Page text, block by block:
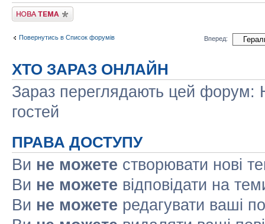
Створити нову тему
Повернутись в Список форумів Вперед:
ХТО ЗАРАЗ ОНЛАЙН
Зараз переглядають цей форум:
гостей
ПРАВА ДОСТУПУ
Ви не можете створювати нові
Ви не можете відповідати на
Ви не можете редагувати ваші